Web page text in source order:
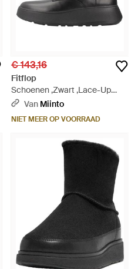
€ 143,16
Fitflop
Schoenen ,Zwart ,Lace-Up
Boots - Zwart
Van Miinto
NIET MEER OP VOORRAAD